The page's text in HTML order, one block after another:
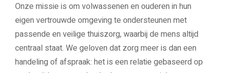
Onze missie is om volwassenen en ouderen in hun
eigen vertrouwde omgeving te ondersteunen met
passende en veilige thuiszorg, waarbij de mens altijd
centraal staat. We geloven dat zorg meer is dan een
handeling of afspraak: het is een relatie gebaseerd op